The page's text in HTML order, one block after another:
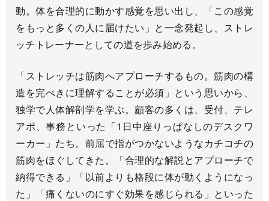
動。体を合理的に動かす感覚を思い出し、「この感覚
をもっと多くの人に届けたい」と一念発起し、ストレ
ッチトレーナーとしての道を歩み始める。
「ストレッチは筋肉へアプローチするもの。筋肉の構
造を完ぺきに理解することが必須」という思いから、
独学で人体解剖学を学ぶ。顧客の多くは、受付、テレ
アポ、事務といった「1日中座りっぱなしのデスクワ
ーカー」たち。前屈で指がつかないようなカチコチの
筋肉をほぐしてきた。「合理的な解説とアプローチで
納得できる」「以前よりも格段に体が動くようになっ
た」「痛くないのにすぐ効果を感じられる」といった